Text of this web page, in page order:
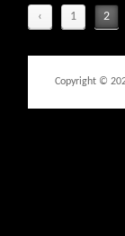
‹ 1 2
Copyright ©